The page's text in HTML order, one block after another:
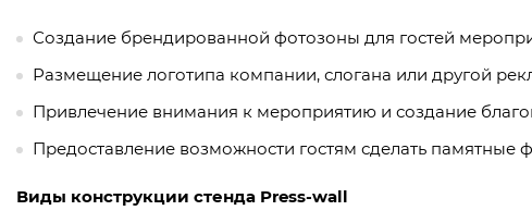
Создание брендированной фотозоны для гостей
Размещение логотипа компании, слогана или другой
Привлечение внимания к мероприятию и создание
Предоставление возможности гостям сделать памятные
Виды конструкции стенда Press-wall